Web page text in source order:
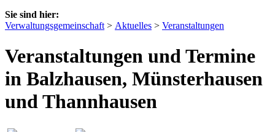
Sie sind hier:
Verwaltungsgemeinschaft > Aktuelles > Veranstaltungen
Veranstaltungen und Termine
in Balzhausen, Münsterhausen
und Thannhausen